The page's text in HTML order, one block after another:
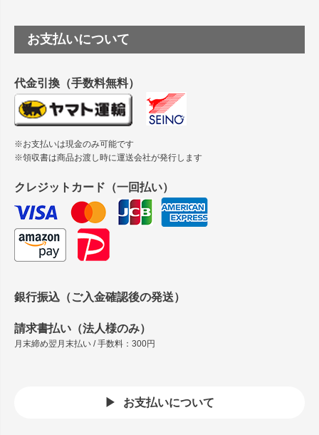
つや消し半透明ラベルのロールタイプはありますか？
縦420mm×横650mmの包装紙に適した紙はありますか？
ップ
お支払いについて
代金引換（手数料無料）
※お支払いは現金のみ可能です
※領収書は商品お渡し時に運送会社が発行します
クレジットカード（一回払い）
銀行振込（ご入金確認後の発送）
請求書払い（法人様のみ）
月末締め翌月末払い / 手数料：300円
お支払いについて